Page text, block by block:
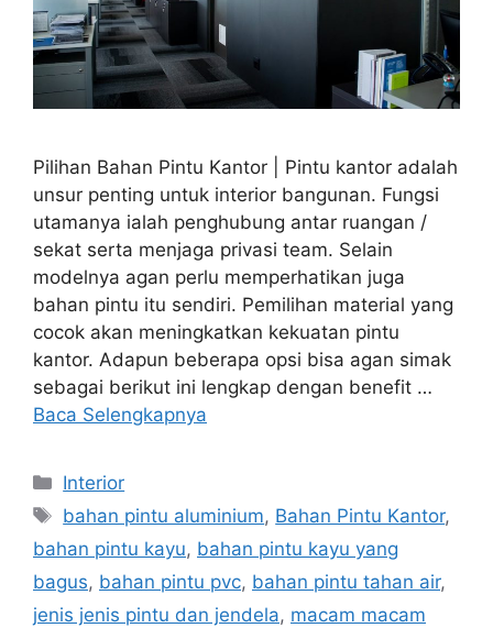
Pilihan Bahan Pintu Kantor | Pintu kantor adalah
unsur penting untuk interior bangunan. Fungsi
utamanya ialah penghubung antar ruangan /
sekat serta menjaga privasi team. Selain
modelnya agan perlu memperhatikan juga
bahan pintu itu sendiri. Pemilihan material yang
cocok akan meningkatkan kekuatan pintu
kantor. Adapun beberapa opsi bisa agan simak
sebagai berikut ini lengkap dengan benefit …
Baca Selengkapnya
Kategori
Interior
Tag
bahan pintu aluminium, Bahan Pintu Kantor,
bahan pintu kayu, bahan pintu kayu yang
bagus, bahan pintu pvc, bahan pintu tahan air,
jenis jenis pintu dan jendela, macam macam